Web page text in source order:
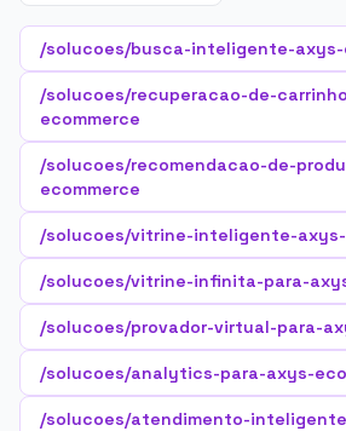
/solucoes/busca-inteligente-axys-
/solucoes/recuperacao-de-
ecommerce
/solucoes/recomendacao-de-
ecommerce
/solucoes/vitrine-inteligente-axys-
/solucoes/vitrine-infinita-para-
/solucoes/provador-virtual-para-
/solucoes/analytics-para-axys-
/solucoes/atendimento-